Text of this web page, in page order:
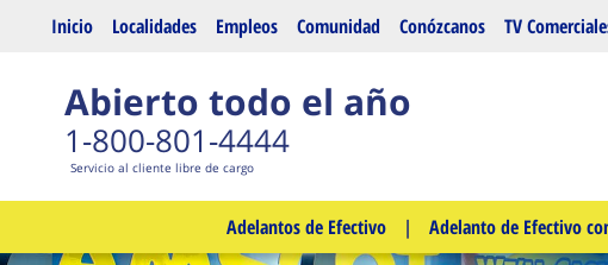
Saltar al contenido principal
Inicio Localidades Empleos Comunidad Conózcanos TV
Abierto todo el año
1-800-801-4444
Servicio al cliente libre de cargo
Adelantos de Efectivo | Adelanto de Efectivo